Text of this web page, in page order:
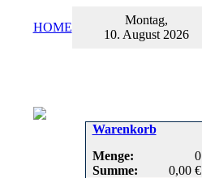
HOME
Montag,
10. August 2026
Warenkorb
Menge:
0
Summe:
0,00 €